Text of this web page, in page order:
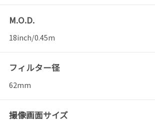
M.O.D.
18inch/0.45m
フィルター径
62mm
撮像画面サイズ